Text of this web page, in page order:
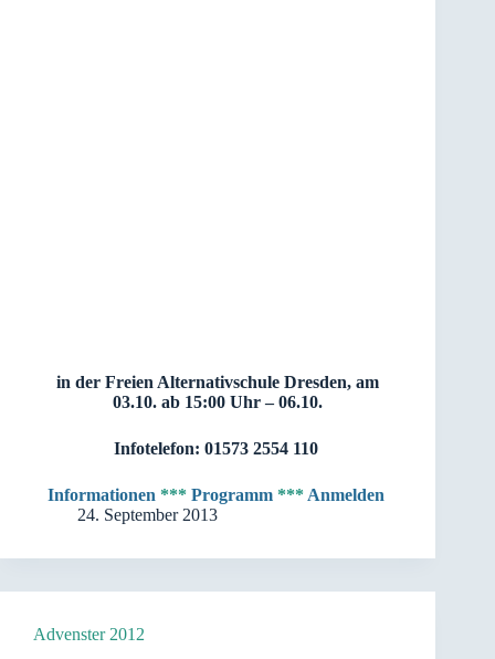
in der Freien Alternativschule Dresden, am
03.10. ab 15:00 Uhr – 06.10.
Infotelefon: 01573 2554 110
Informationen *** Programm*** Anmelden
24. September 2013
Advenster 2012